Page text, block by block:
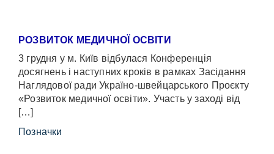
РОЗВИТОК МЕДИЧНОЇ ОСВІТИ
3 грудня у м. Київ відбулася Конференція
досягнень і наступних кроків в рамках Засідання
Наглядової ради Україно-швейцарського Проєкту
«Розвиток медичної освіти». Участь у заході від
[…]
Позначки